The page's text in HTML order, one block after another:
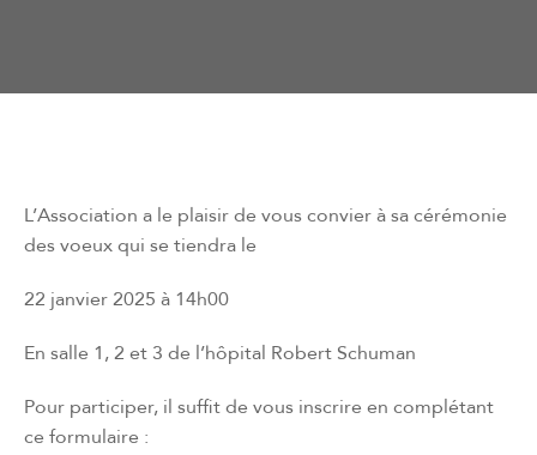
L’Association a le plaisir de vous convier à sa cérémonie
des voeux qui se tiendra le
22 janvier 2025 à 14h00
En salle 1, 2 et 3 de l’hôpital Robert Schuman
Pour participer, il suffit de vous inscrire en complétant
ce formulaire :